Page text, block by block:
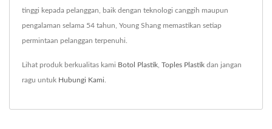
tinggi kepada pelanggan, baik dengan teknologi canggih maupun
pengalaman selama 54 tahun, Young Shang memastikan setiap
permintaan pelanggan terpenuhi.
Lihat produk berkualitas kami Botol Plastik Toples Plastik dan jangan
ragu untuk Hubungi Kami